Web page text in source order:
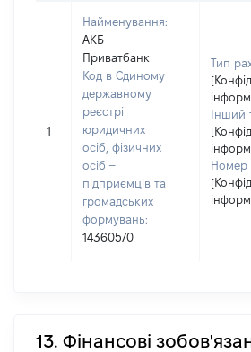
1
Найменування:
АКБ
Приватбанк
Код в Єдиному
державному
реєстрі
юридичних
осіб, фізичних
осіб –
підприємців та
громадських
формувань:
14360570
Тип
Інший
Номер
13. Фінансові